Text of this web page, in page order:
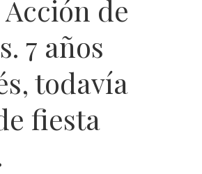
de
7 años
todavía
fiesta